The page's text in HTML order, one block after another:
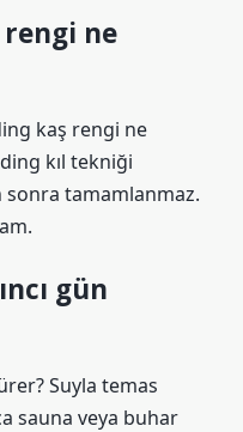
ne
kaş rengi ne
kıl tekniği
tamamlanmaz.
gün
Suyla temas
sauna veya buhar